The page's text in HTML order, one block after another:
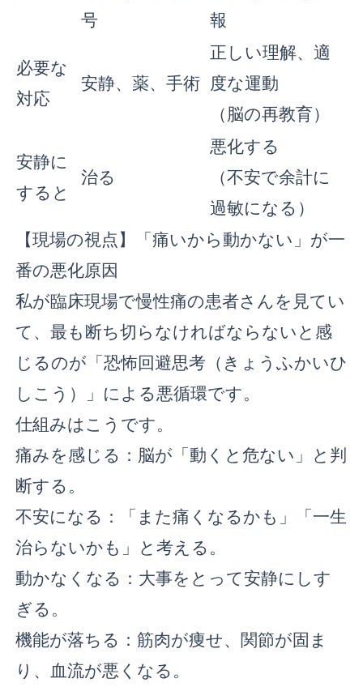
号
報
必要な
対応
安静、薬、手術
正しい理解、適
度な運動
（脳の再教育）
安静に
すると
治る
悪化する
（不安で余計に
過敏になる）
【現場の視点】「痛いから動かない」が一
番の悪化原因
私が臨床現場で慢性痛の患者さんを見てい
て、最も断ち切らなければならないと感
じるのが「恐怖回避思考（きょうふかいひ
しこう）」による悪循環です。
仕組みはこうです。
痛みを感じる：脳が「動くと危ない」と判
断する。
不安になる：「また痛くなるかも」「一生
治らないかも」と考える。
動かなくなる：大事をとって安静にしす
ぎる。
機能が落ちる：筋肉が痩せ、関節が固ま
り、血流が悪くなる。